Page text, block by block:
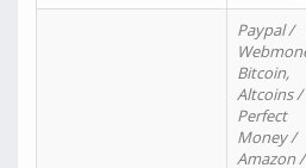
Paypal /
Bitcoin,
Altcoins /
Perfect
Money /
Amazon /